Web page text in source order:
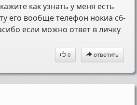
как узнать у меня есть
его вообще телефон нокиа с6-
если можно ответ в личку
0 ответить